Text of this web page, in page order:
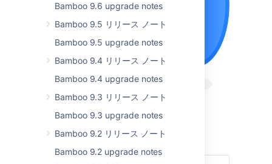
Bamboo 9.6 upgrade notes
Bamboo 9.5 リリース ノート
Bamboo 9.5 upgrade notes
Bamboo 9.4 リリース ノート
Bamboo 9.4 upgrade notes
Bamboo 9.3 リリース ノート
Bamboo 9.3 upgrade notes
Bamboo 9.2 リリース ノート
Bamboo 9.2 upgrade notes
最新バージョンを入手
Read the documentation